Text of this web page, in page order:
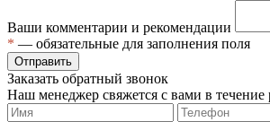
Ваши комментарии и рекомендации
* — обязательные для заполнения поля
Отправить
Заказать обратный звонок
Наш менеджер свяжется с вами в течение